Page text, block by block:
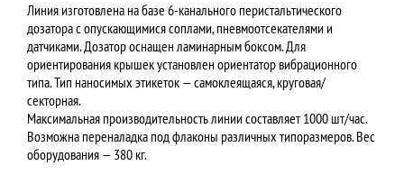
Линия изготовлена на базе 6-канального перистальтического
дозатора с опускающимися соплами, пневмоотсекателями и
датчиками. Дозатор оснащен ламинарным боксом. Для
ориентирования крышек установлен ориентатор вибрационного
типа. Тип наносимых этикеток — самоклеящаяся, круговая/
секторная.
Максимальная производительность линии составляет 1000 шт/час.
Возможна переналадка под флаконы различных типоразмеров. Вес
оборудования — 380 кг.